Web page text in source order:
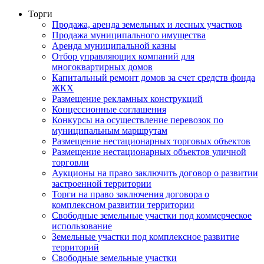
Торги
Продажа, аренда земельных и лесных участков
Продажа муниципального имущества
Аренда муниципальной казны
Отбор управляющих компаний для
многоквартирных домов
Капитальный ремонт домов за счет средств фонда
ЖКХ
Размещение рекламных конструкций
Концессионные соглашения
Конкурсы на осуществление перевозок по
муниципальным маршрутам
Размещение нестационарных торговых объектов
Размещение нестационарных объектов уличной
торговли
Аукционы на право заключить договор о развитии
застроенной территории
Торги на право заключения договора о
комплексном развитии территории
Свободные земельные участки под коммерческое
использование
Земельные участки под комплексное развитие
территорий
Свободные земельные участки